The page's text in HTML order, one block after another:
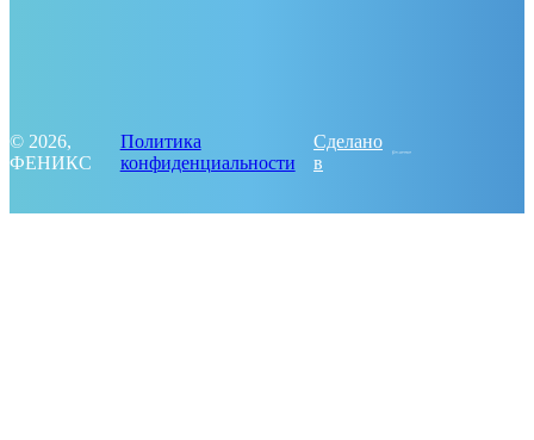
© 2026,
ФЕНИКС
Политика
конфиденциальности
Сделано
в